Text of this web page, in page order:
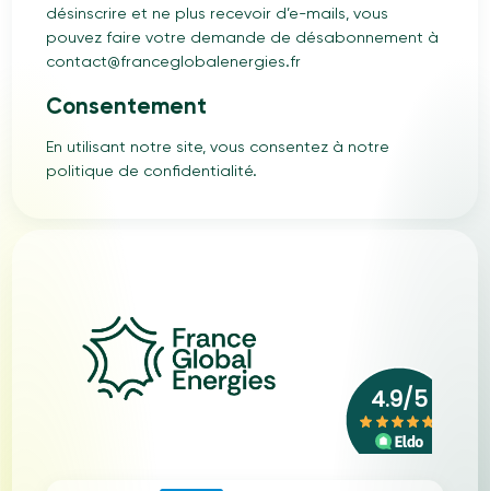
désinscrire et ne plus recevoir d’e-mails, vous
pouvez faire votre demande de désabonnement à
contact@franceglobalenergies.fr
Consentement
En utilisant notre site, vous consentez à notre
politique de confidentialité.